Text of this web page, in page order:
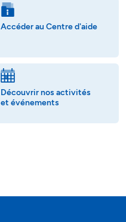
Accéder au Centre d'aide
Découvrir nos activités
et événements